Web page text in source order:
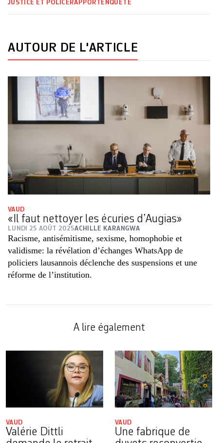
JUSTICE ET POLICE RAPPORT ENQUÊTE
AUTOUR DE L'ARTICLE
VAUD
«Il faut nettoyer les écuries d’Augias»
LUNDI 25 AOÛT 2025ACHILLE KARANGWA
Racisme, antisémitisme, sexisme, homophobie et
validisme: la révélation d’échanges WhatsApp de
policiers lausannois déclenche des suspensions et une
réforme de l’institution.
A lire également
VAUD
Valérie Dittli
VAUD
Une fabrique de